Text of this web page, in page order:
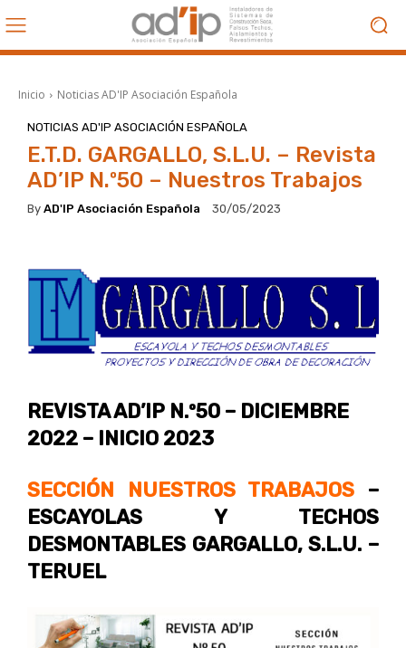
Inicio Noticias AD'IP Asociación Española
NOTICIAS AD'IP ASOCIACIÓN ESPAÑOLA
E.T.D. GARGALLO, S.L.U. – Revista
AD’IP N.º50 – Nuestros Trabajos
By AD'IP Asociación Española 30/05/2023
REVISTA AD’IP N.º50 – DICIEMBRE
2022 – INICIO 2023
SECCIÓN NUESTROS TRABAJOS –
ESCAYOLAS Y TECHOS
DESMONTABLES GARGALLO, S.L.U. –
TERUEL